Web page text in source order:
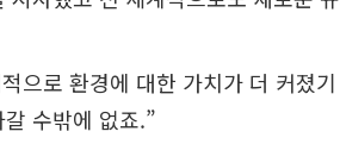
으로 환경에 대한 가치가 더 커졌
수밖에 없죠.”